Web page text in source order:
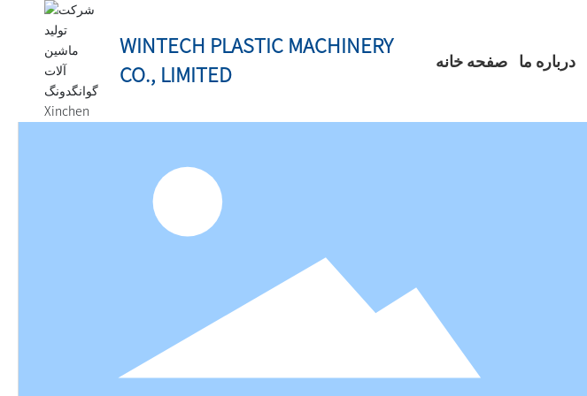
WINTECH PLASTIC MACHINERY
CO., LIMITED
صفحه خانه درباره ما